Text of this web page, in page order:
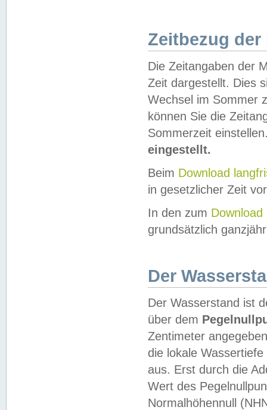
Zeitbezug der
Die Zeitangaben der
Zeit dargestellt. Dies
Wechsel im Sommer
können Sie die
Sommerzeit
eingestellt.
Beim Download
in gesetzlicher Zeit
In den zum Download
grundsätzlich
Der
Der Wasserstand ist
über dem
Zentimeter
die lokale
aus. Erst durch die
Wert des
Normalhöhennull